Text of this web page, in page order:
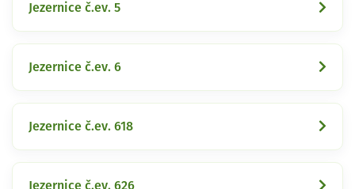
Jezernice č.ev. 5
Jezernice č.ev. 6
Jezernice č.ev. 618
Jezernice č.ev. 626